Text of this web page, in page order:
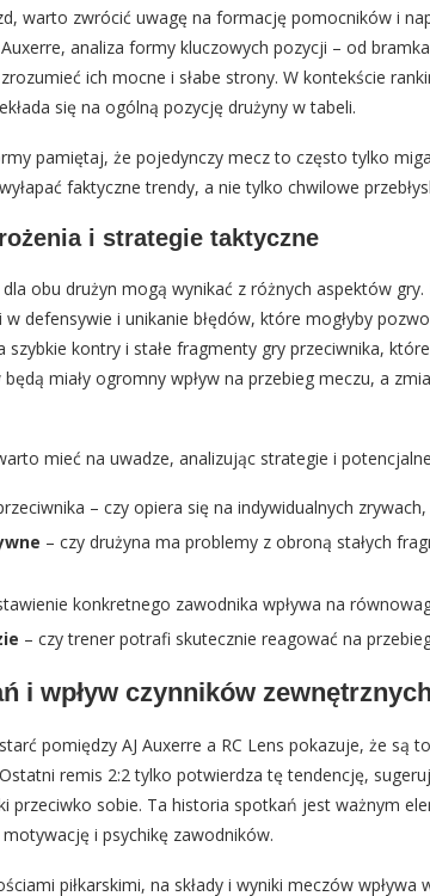
warto zwrócić uwagę na formację pomocników i
analiza formy kluczowych pozycji – od
ich mocne i słabe strony. W kontekście
się na ogólną pozycję drużyny w tabeli.
pamiętaj, że pojedynczy mecz to często tylko
faktyczne trendy, a nie tylko chwilowe
i strategie taktyczne
obu drużyn mogą wynikać z różnych aspektów gry.
defensywie i unikanie błędów, które mogłyby
szybkie kontry i stałe fragmenty gry przeciwnika,
miały ogromny wpływ na przebieg meczu, a
mieć na uwadze, analizując strategie i
– czy opiera się na indywidualnych
– czy drużyna ma problemy z obroną stałych
konkretnego zawodnika wpływa na
– czy trener potrafi skutecznie reagować na
i wpływ czynników
pomiędzy AJ Auxerre a RC Lens pokazuje, że są
remis 2:2 tylko potwierdza tę tendencję,
przeciwko sobie. Ta historia spotkań jest ważnym
i psychikę zawodników.
piłkarskimi, na składy i wyniki meczów wpływa